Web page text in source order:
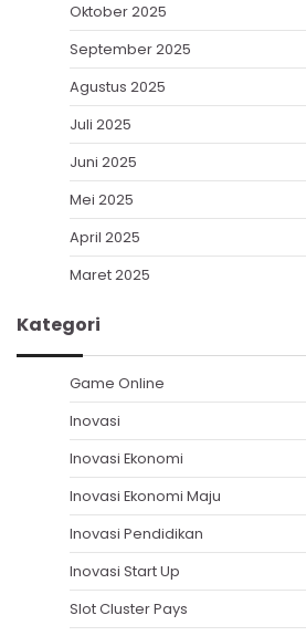
Oktober 2025
September 2025
Agustus 2025
Juli 2025
Juni 2025
Mei 2025
April 2025
Maret 2025
Kategori
Game Online
Inovasi
Inovasi Ekonomi
Inovasi Ekonomi Maju
Inovasi Pendidikan
Inovasi Start Up
Slot Cluster Pays